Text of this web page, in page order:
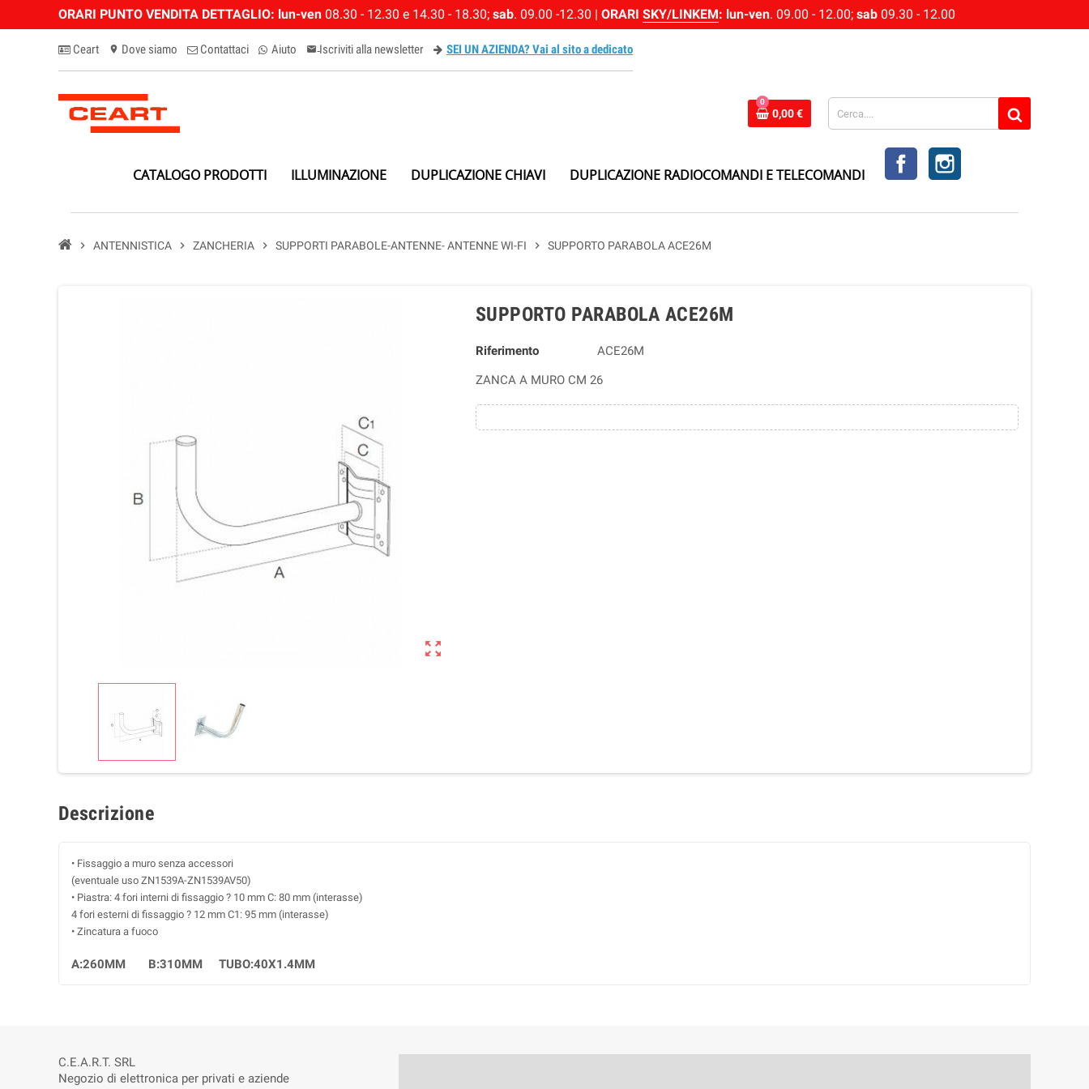
ORARI PUNTO VENDITA DETTAGLIO: lun-ven 08.30 - 12.30 e 14.30 - 18.30; sab. 09.00 -12.30 | ORARI SKY/LINKEM: lun-ven. 09.00 - 12.00; sab 09.30 - 12.00
Ceart location_on Dove siamo Contattaci Aiuto email-newsletter
Iscriviti alla newsletter SEI UN AZIENDA? Vai al sito a dedicato
0
0,00 €
CATALOGO PRODOTTI ILLUMINAZIONE DUPLICAZIONE CHIAVI DUPLICAZIONE RADIOCOMANDI E TELECOMANDI
FACEBOOKINSTAGRAM
chevron_right ANTENNISTICA chevron_right ZANCHERIA chevron_right SUPPORTI PARABOLE-ANTENNE- ANTENNE WI-FI chevron_right SUPPORTO PARABOLA ACE26M
zoom_out_map
SUPPORTO PARABOLA ACE26M
Riferimento
ACE26M
ZANCA A MURO CM 26
Descrizione
• Fissaggio a muro senza accessori
(eventuale uso ZN1539A-ZN1539AV50)
• Piastra: 4 fori interni di fissaggio ? 10 mm C: 80 mm (interasse)
4 fori esterni di fissaggio ? 12 mm C1: 95 mm (interasse)
• Zincatura a fuoco
A:260MM B:310MM TUBO:40X1.4MM
C.E.A.R.T. SRL
Negozio di elettronica per privati e aziende